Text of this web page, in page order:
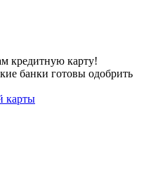
кредитную карту!
банки готовы одобрить
карты